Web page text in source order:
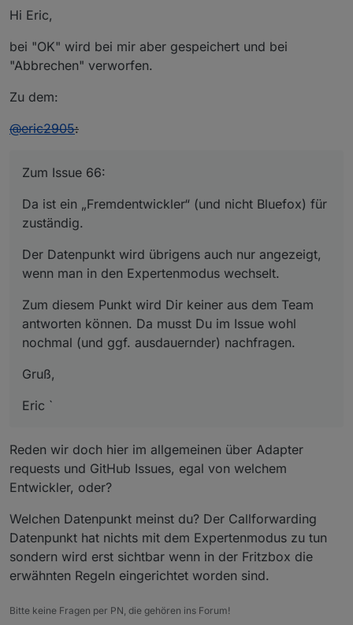
Hi Eric,
bei "OK" wird bei mir aber gespeichert und bei
"Abbrechen" verworfen.
Zu dem:
@eric2905:
Zum Issue 66:
Da ist ein „Fremdentwickler“ (und nicht Bluefox) für
zuständig.
Der Datenpunkt wird übrigens auch nur angezeigt,
wenn man in den Expertenmodus wechselt.
Zum diesem Punkt wird Dir keiner aus dem Team
antworten können. Da musst Du im Issue wohl
nochmal (und ggf. ausdauernder) nachfragen.
Gruß,
Eric `
Reden wir doch hier im allgemeinen über Adapter
requests und GitHub Issues, egal von welchem
Entwickler, oder?
Welchen Datenpunkt meinst du? Der Callforwarding
Datenpunkt hat nichts mit dem Expertenmodus zu tun
sondern wird erst sichtbar wenn in der Fritzbox die
erwähnten Regeln eingerichtet worden sind.
Bitte keine Fragen per PN, die gehören ins Forum!